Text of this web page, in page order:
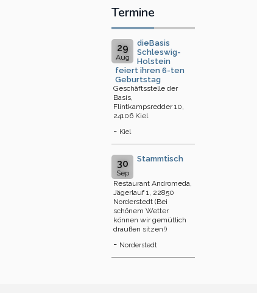
Termine
29
Aug
dieBasis
Schleswig-
Holstein
feiert ihren 6-ten
Geburtstag
Geschäftsstelle der
Basis,
Flintkampsredder 10,
24106 Kiel
- Kiel
30
Sep
Stammtisch
Restaurant Andromeda,
Jägerlauf 1, 22850
Norderstedt (Bei
schönem Wetter
können wir gemütlich
draußen sitzen!)
- Norderstedt